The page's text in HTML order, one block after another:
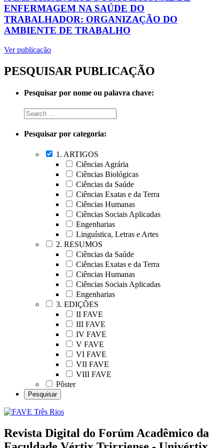
ENFERMAGEM NA SAÚDE DO
TRABALHADOR: ORGANIZAÇÃO DO
AMBIENTE DE TRABALHO
Ver publicação
PESQUISAR PUBLICAÇÃO
Pesquisar por nome ou palavra chave:
Pesquisar por categoria:
1. ARTIGOS
Ciências Agrária
Ciências Biológicas
Ciências da Saúde
Ciências Exatas e da Terra
Ciências Humanas
Ciências Sociais Aplicadas
Engenharias
Linguística, Letras e Artes
2. RESUMOS
Ciências da Saúde
Ciências Exatas e da Terra
Ciências Humanas
Ciências Sociais Aplicadas
Engenharias
3. EDIÇÕES
II FAVE
III FAVE
IV FAVE
V FAVE
VI FAVE
VII FAVE
VIII FAVE
Pôster
Revista Digital do Forúm Acadêmico da